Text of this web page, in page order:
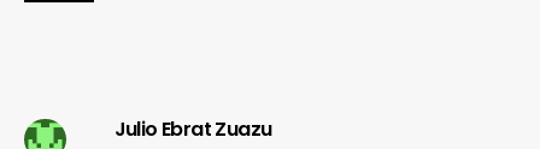
Julio Ebrat Zuazu